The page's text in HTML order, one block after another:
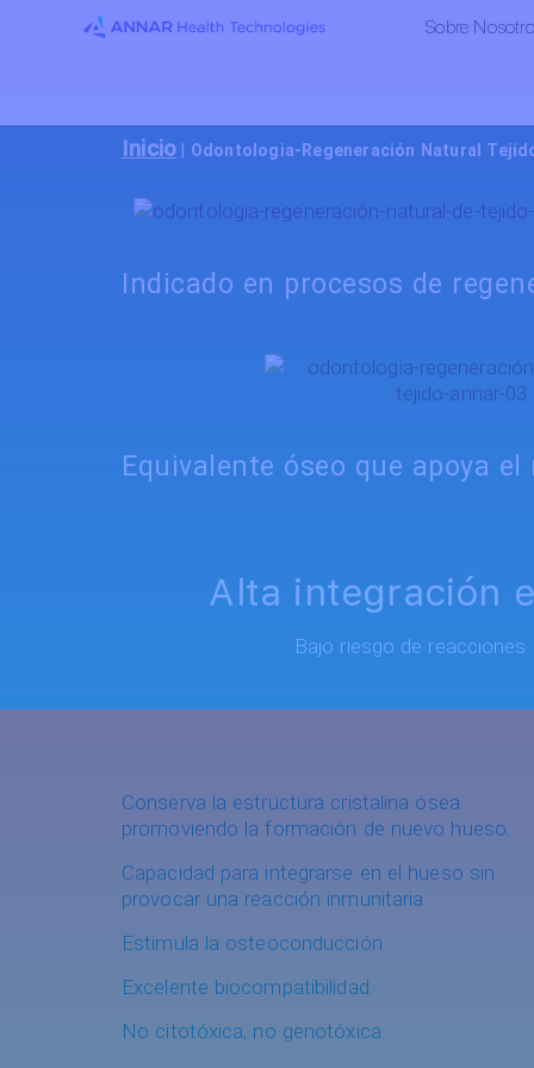
Sobre
Inicio Odontologia-Regeneración Natural
Indicado en procesos de
Equivalente óseo que apoya
Alta integración
Bajo riesgo de reacciones
Conserva la estructura cristalina ósea
promoviendo la formación de nuevo hueso.
Capacidad para integrarse en el hueso sin
provocar una reacción inmunitaria.
Estimula la osteoconducción.
Excelente biocompatibilidad.
No citotóxica, no genotóxica.